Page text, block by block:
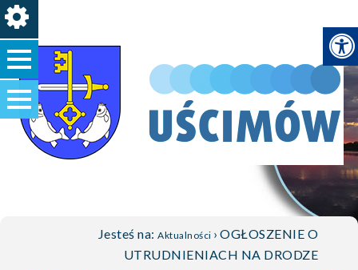
Jesteś na: Aktualności › OGŁOSZENIE O
UTRUDNIENIACH NA DRODZE